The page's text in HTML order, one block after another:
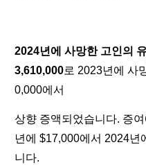
2024년에 사망한 고인의
3,610,000로 2023년에 사
0,000에서
상향 증액되었습니다. 증
년에 $17,000에서 2024년
니다.